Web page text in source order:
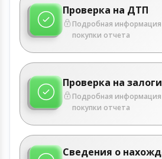
Проверка на ДТП
Подробная информация
покупки отчета
Проверка на залоги
Подробная информация
покупки отчета
Сведения о